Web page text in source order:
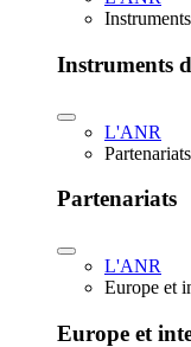
Instruments
L'ANR
Partenariats
Partenariats
L'ANR
Europe et
Europe et